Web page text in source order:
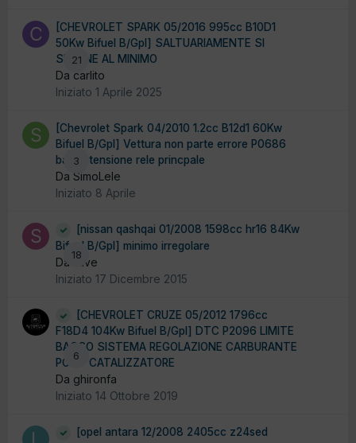
21
[CHEVROLET SPARK 05/2016 995cc B10D1
50Kw Bifuel B/Gpl] SALTUARIAMENTE SI
SPEGNE AL MINIMO
Da carlito
Iniziato 1 Aprile 2025
3
[Chevrolet Spark 04/2010 1.2cc B12d1 60Kw
Bifuel B/Gpl] Vettura non parte errore P0686
bassa tensione rele princpale
Da SimoLele
Iniziato 8 Aprile
18
[nissan qashqai 01/2008 1598cc hr16 84Kw
Bifuel B/Gpl] minimo irregolare
Da stive
Iniziato 17 Dicembre 2015
6
[CHEVROLET CRUZE 05/2012 1796cc
F18D4 104Kw Bifuel B/Gpl] DTC P2096 LIMITE
BASSO SISTEMA REGOLAZIONE CARBURANTE
POST CATALIZZATORE
Da ghironfa
Iniziato 14 Ottobre 2019
[opel antara 12/2008 2405cc z24sed